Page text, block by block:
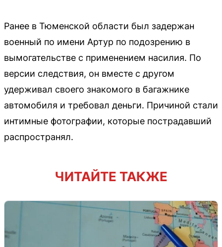
Ранее в Тюменской области был задержан
военный по имени Артур по подозрению в
вымогательстве с применением насилия. По
версии следствия, он вместе с другом
удерживал своего знакомого в багажнике
автомобиля и требовал деньги. Причиной стали
интимные фотографии, которые пострадавший
распространял.
ЧИТАЙТЕ ТАКЖЕ